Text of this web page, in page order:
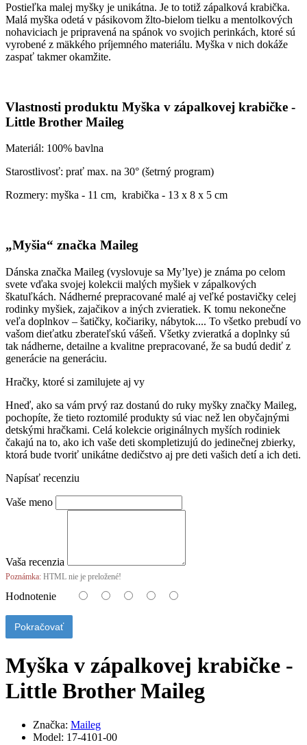
Postieľka malej myšky je unikátna. Je to totiž zápalková krabička.
Malá myška odetá v pásikovom žlto-bielom tielku a mentolkových
nohaviciach je pripravená na spánok vo svojich perinkách, ktoré sú
vyrobené z mäkkého príjemného materiálu. Myška v nich dokáže
zaspať takmer okamžite.
Vlastnosti produktu Myška v zápalkovej krabičke -
Little Brother Maileg
Materiál: 100% bavlna
Starostlivosť: prať max. na 30° (šetrný program)
Rozmery: myška - 11 cm, krabička - 13 x 8 x 5 cm
„Myšia“ značka Maileg
Dánska značka Maileg (vyslovuje sa My’lye) je známa po celom
svete vďaka svojej kolekcii malých myšiek v zápalkových
škatuľkách. Nádherné prepracované malé aj veľké postavičky celej
rodinky myšiek, zajačikov a iných zvieratiek. K tomu nekonečne
veľa doplnkov – šatičky, kočiariky, nábytok.... To všetko prebudí vo
vašom dieťatku zberateľskú vášeň. Všetky zvieratká a doplnky sú
tak nádherne, detailne a kvalitne prepracované, že sa budú dediť z
generácie na generáciu.
Hračky, ktoré si zamilujete aj vy
Hneď, ako sa vám prvý raz dostanú do ruky myšky značky Maileg,
pochopíte, že tieto roztomilé produkty sú viac než len obyčajnými
detskými hračkami. Celá kolekcie originálnych myších rodiniek
čakajú na to, ako ich vaše deti skompletizujú do jedinečnej zbierky,
ktorá bude tvoriť unikátne dedičstvo aj pre deti vašich detí a ich deti.
Napísať recenziu
Vaše meno
Vaša recenzia
Poznámka: HTML nie je preložené!
Hodnotenie
Pokračovať
Myška v zápalkovej krabičke -
Little Brother Maileg
Značka: Maileg
Model: 17-4101-00